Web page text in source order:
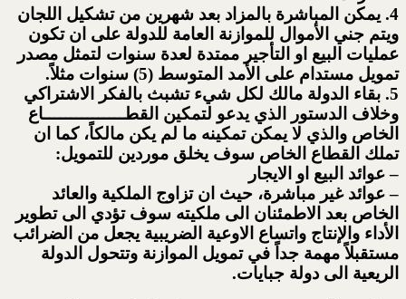
4. يمكن المباشرة بالمزاد بعد شهرين من تشكيل اللجان
ويتم جني الأموال للموازنة العامة للدولة على ان تكون
عمليات البيع او التأجير ممتدة لعدة سنوات لتمثل مصدر
تمويل مستدام على الأمد المتوسط (5) سنوات مثلاً.
5. بقاء الدولة مالك لكل شيء تشبث بالفكر الاشتراكي
وخلاف الدستور الذي يدعو لتمكين القطـــــــــــــــاع
الخاص والذي لا يمكن تمكينه ما لم يكن مالكاً، كما ان
تملك القطاع الخاص سوف يخلق موردين للتمويل:
– عوائد البيع او الايجار
– عوائد غير مباشرة، حيث ان تزاوج الملكية والعائد
الخاص بعد الاطمئنان الى ملكيته سوف تؤدي الى تطوير
الأداء والإنتاج واتساع الاوعية الضريبية يجعل من الضرائب
مستقبلاً مهمة جداً في تمويل الموازنة وتتحول الدولة
الريعية الى دولة جبايات.